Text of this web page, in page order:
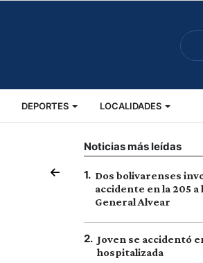
DEPORTES LOCALIDADES
Noticias más leídas
1. Dos bolivarenses
accidente en la 205 a
General Alvear
2. Joven se accidentó
hospitalizada